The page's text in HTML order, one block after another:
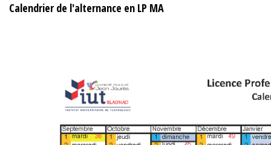
Calendrier de l'alternance en LP MA